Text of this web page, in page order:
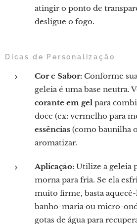
atingir o ponto de
desligue o fogo.
Dicas de Personalização
Cor e Sabor: Conforme
geleia é uma base neutra.
corante em gel para
doce (ex: vermelho para
essências (como baunilha
aromatizar.
Aplicação: Utilize a geleia
morna para fria. Se ela
muito firme, basta
banho-maria ou micro-
gotas de água para